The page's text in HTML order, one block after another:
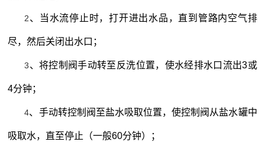
2、当水流停止时，打开进出水品，直到管路内空气排
尽，然后关闭出水口；
3、将控制阀手动转至反洗位置，使水经排水口流出3或
4分钟；
4、手动转控制阀至盐水吸取位置，使控制阀从盐水罐中
吸取水，直至停止（一般60分钟）；